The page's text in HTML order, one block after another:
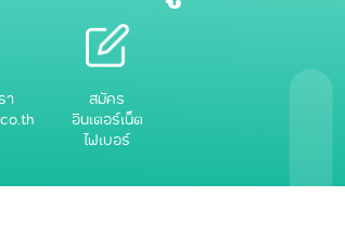
า
สมัคร
อินเตอร์เน็ต
ไฟเบอร์